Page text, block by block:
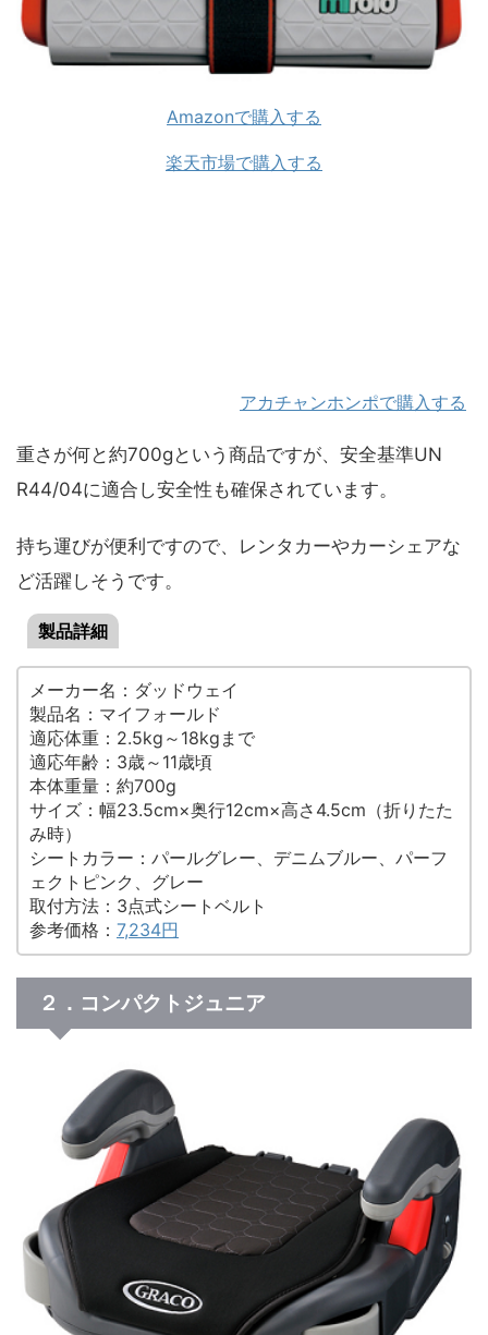
Amazonで購入する
楽天市場で購入する
アカチャンホンポで購入する
重さが何と約700gという商品ですが、安全基準UN
R44/04に適合し安全性も確保されています。
持ち運びが便利ですので、レンタカーやカーシェアな
ど活躍しそうです。
製品詳細
メーカー名：ダッドウェイ
製品名：マイフォールド
適応体重：2.5kg～18kgまで
適応年齢：3歳～11歳頃
本体重量：約700g
サイズ：幅23.5cm×奥行12cm×高さ4.5cm（折りたた
み時）
シートカラー：パールグレー、デニムブルー、パーフ
ェクトピンク、グレー
取付方法：3点式シートベルト
参考価格： 7,234円
２．コンパクトジュニア